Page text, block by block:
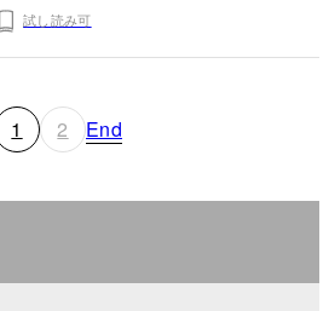
試し読み可
1 2 End